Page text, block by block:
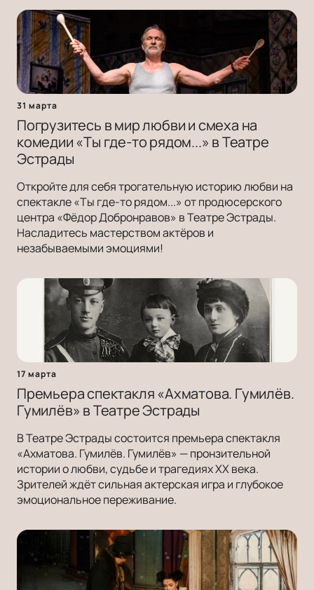
31 марта
Погрузитесь в мир любви и смеха на
комедии «Ты где-то рядом...» в Театре
Эстрады
Откройте для себя трогательную историю любви на
спектакле «Ты где-то рядом...» от продюсерского
центра «Фёдор Добронравов» в Театре Эстрады.
Насладитесь мастерством актёров и
незабываемыми эмоциями!
17 марта
Премьера спектакля «Ахматова. Гумилёв.
Гумилёв» в Театре Эстрады
В Театре Эстрады состоится премьера спектакля
«Ахматова. Гумилёв. Гумилёв» — пронзительной
истории о любви, судьбе и трагедиях ХХ века.
Зрителей ждёт сильная актерская игра и глубокое
эмоциональное переживание.